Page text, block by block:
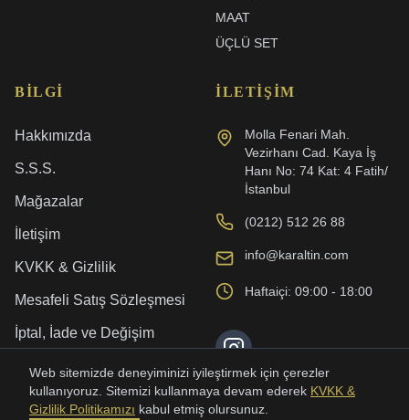
MAAT
ÜÇLÜ SET
BILGI
Hakkımızda
S.S.S.
Mağazalar
İletişim
KVKK & Gizlilik
Mesafeli Satış Sözleşmesi
İptal, İade ve Değişim
Kargo ve Teslimat
İLETIŞIM
Molla Fenari Mah.
Vezirhanı Cad. Kaya İş
Hanı No: 74 Kat: 4 Fatih/
İstanbul
(0212) 512 26 88
info@karaltin.com
Haftaiçi: 09:00 - 18:00
Web sitemizde deneyiminizi iyileştirmek için çerezler
kullanıyoruz. Sitemizi kullanmaya devam ederek KVKK &
Gizlilik Politikamızı kabul etmiş olursunuz.